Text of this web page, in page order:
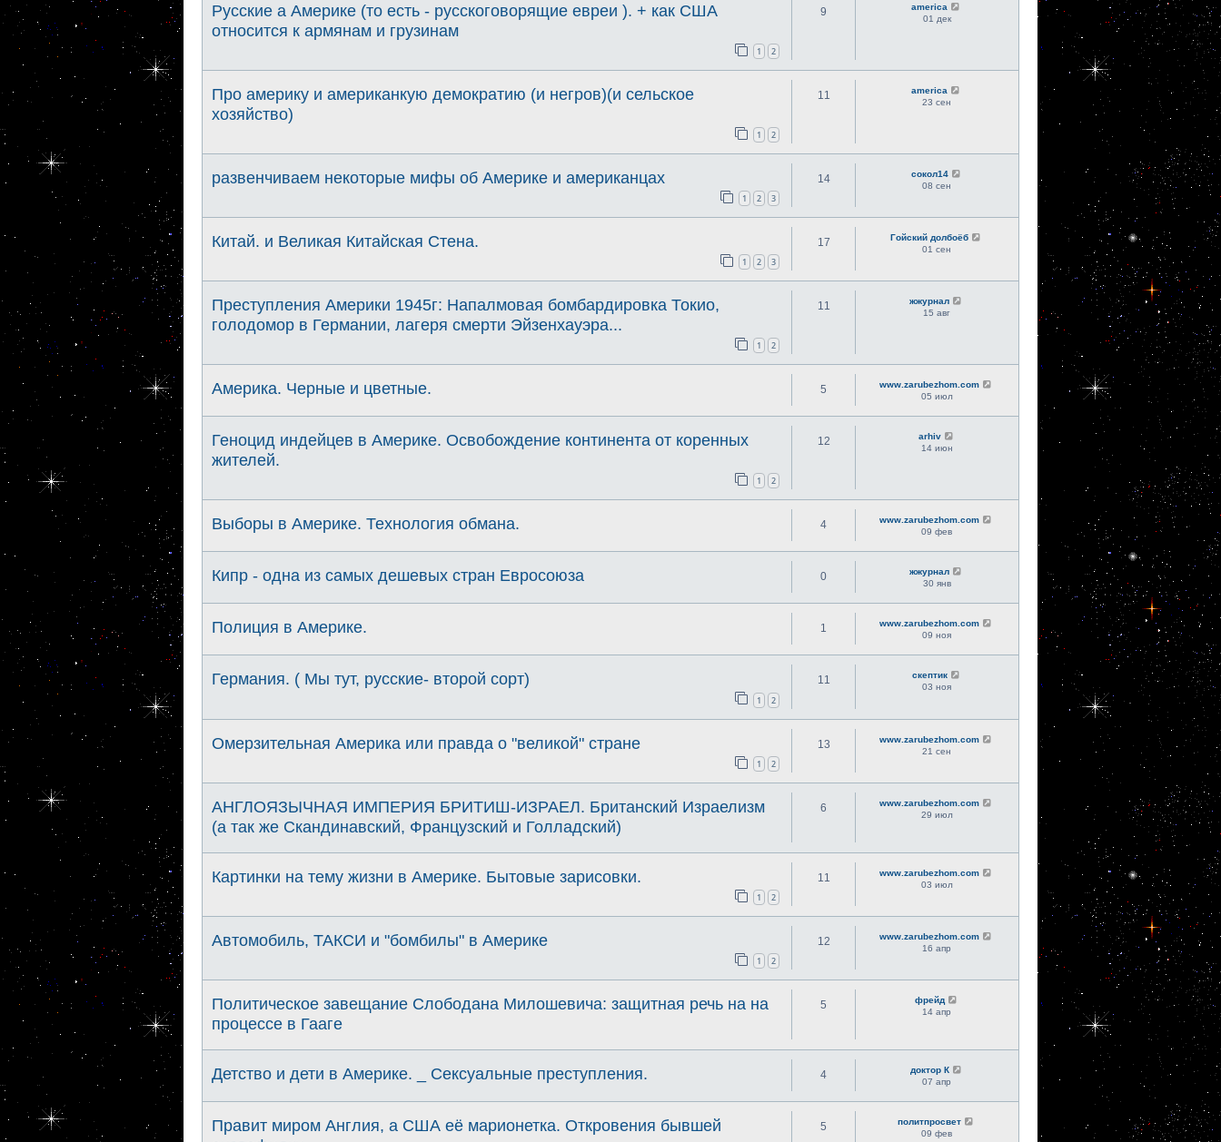
Русские а Америке (то есть - русскоговорящие евреи ). + как США
относится к армянам и грузинам
1 2
9
america
01 дек
Про америку и американкую демократию (и негров)(и сельское
хозяйство)
1 2
11
america
23 сен
развенчиваем некоторые мифы об Америке и американцах
1 2 3
14
сокол14
08 сен
Китай. и Великая Китайская Стена.
1 2 3
17
Гойский долбоёб
01 сен
Преступления Америки 1945г: Напалмовая бомбардировка Токио,
голодомор в Германии, лагеря смерти Эйзенхауэра...
1 2
11
жжурнал
15 авг
Америка. Черные и цветные. 5
www.zarubezhom.com
05 июл
Геноцид индейцев в Америке. Освобождение континента от коренных
жителей.
1 2
12
arhiv
14 июн
Выборы в Америке. Технология обмана. 4
www.zarubezhom.com
09 фев
Кипр - одна из самых дешевых стран Евросоюза 0
жжурнал
30 янв
Полиция в Америке. 1
www.zarubezhom.com
09 ноя
Германия. ( Мы тут, русские- второй сорт)
1 2
11
скептик
03 ноя
Омерзительная Америка или правда о "великой" стране
1 2
13
www.zarubezhom.com
21 сен
АНГЛОЯЗЫЧНАЯ ИМПЕРИЯ БРИТИШ-ИЗРАЕЛ. Британский Израелизм
(а так же Скандинавский, Французский и Голладский)
6
www.zarubezhom.com
29 июл
Картинки на тему жизни в Америке. Бытовые зарисовки.
1 2
11
www.zarubezhom.com
03 июл
Автомобиль, ТАКСИ и "бомбилы" в Америке
1 2
12
www.zarubezhom.com
16 апр
Политическое завещание Слободана Милошевича: защитная речь на на
процессе в Гааге
5
фрейд
14 апр
Детство и дети в Америке. _ Сексуальные преступления. 4
доктор К
07 апр
Правит миром Англия, а США её марионетка. Откровения бывшей
5
политпросвет
09 фев